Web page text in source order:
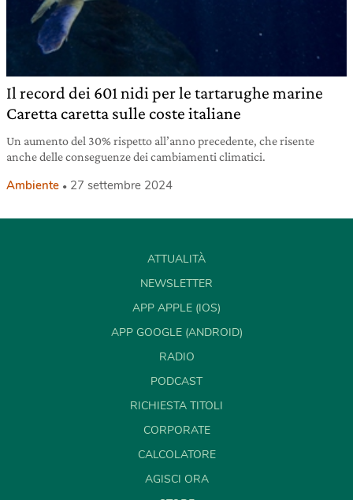
Il record dei 601 nidi per le tartarughe marine
Caretta caretta sulle coste italiane
Un aumento del 30% rispetto all’anno precedente, che risente
anche delle conseguenze dei cambiamenti climatici.
Ambiente 27 settembre 2024
ATTUALITÀ
NEWSLETTER
APP APPLE (IOS)
APP GOOGLE (ANDROID)
RADIO
PODCAST
RICHIESTA TITOLI
CORPORATE
CALCOLATORE
AGISCI ORA